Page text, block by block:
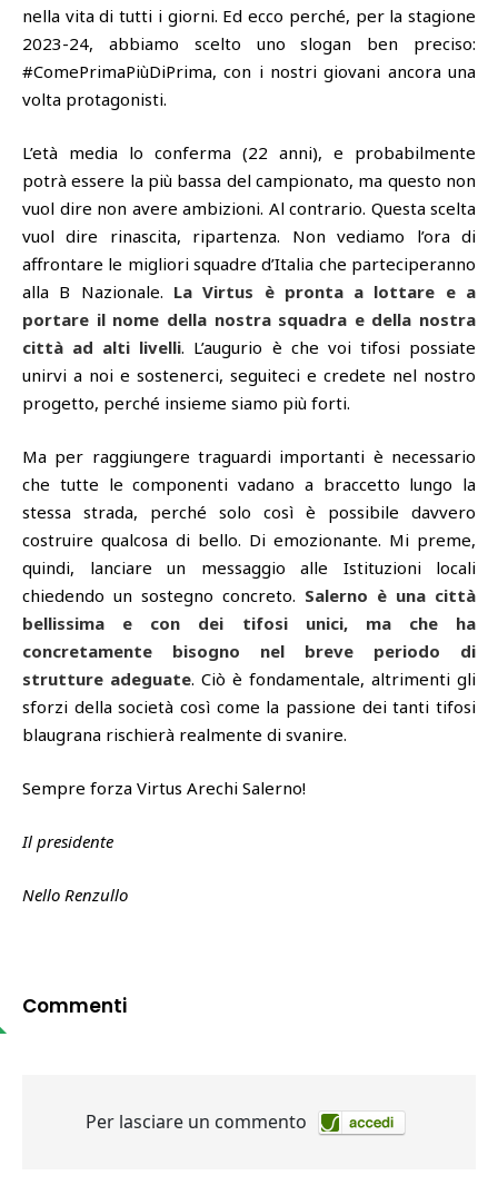
nella vita di tutti i giorni. Ed ecco perché, per la stagione
2023-24, abbiamo scelto uno slogan ben preciso:
#ComePrimaPiùDiPrima, con i nostri giovani ancora una
volta protagonisti.
L’età media lo conferma (22 anni), e probabilmente
potrà essere la più bassa del campionato, ma questo non
vuol dire non avere ambizioni. Al contrario. Questa scelta
vuol dire rinascita, ripartenza. Non vediamo l’ora di
affrontare le migliori squadre d’Italia che parteciperanno
alla B Nazionale. La Virtus è pronta a lottare e a
portare il nome della nostra squadra e della nostra
città ad alti livelli. L’augurio è che voi tifosi possiate
unirvi a noi e sostenerci, seguiteci e credete nel nostro
progetto, perché insieme siamo più forti.
Ma per raggiungere traguardi importanti è necessario
che tutte le componenti vadano a braccetto lungo la
stessa strada, perché solo così è possibile davvero
costruire qualcosa di bello. Di emozionante. Mi preme,
quindi, lanciare un messaggio alle Istituzioni locali
chiedendo un sostegno concreto. Salerno è una città
bellissima e con dei tifosi unici, ma che ha
concretamente bisogno nel breve periodo di
strutture adeguate. Ciò è fondamentale, altrimenti gli
sforzi della società così come la passione dei tanti tifosi
blaugrana rischierà realmente di svanire.
Sempre forza Virtus Arechi Salerno!
Il presidente
Nello Renzullo
Commenti